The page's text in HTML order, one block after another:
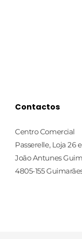
Contactos
Centro Comercial
Passerelle, Loja 26 e
João Antunes
4805-155